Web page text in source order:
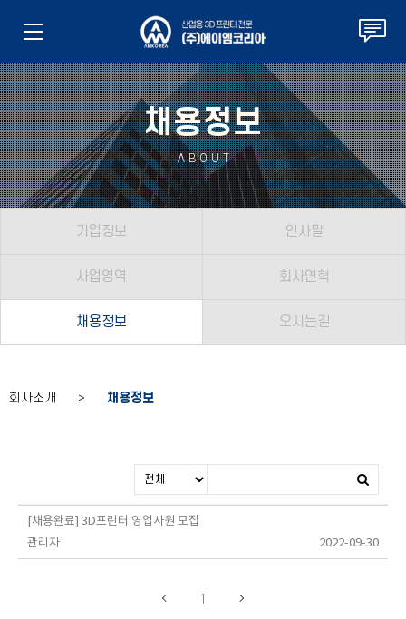
채용정보
ABOUT
기업정보 인사말
사업영역 회사연혁
채용정보 오시는길
회사소개 > 채용정보
[채용완료] 3D프린터 영업사원 모집
관리자
2022-09-30
1